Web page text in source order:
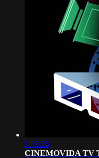
1:05:25
CINEMOVIDA TV